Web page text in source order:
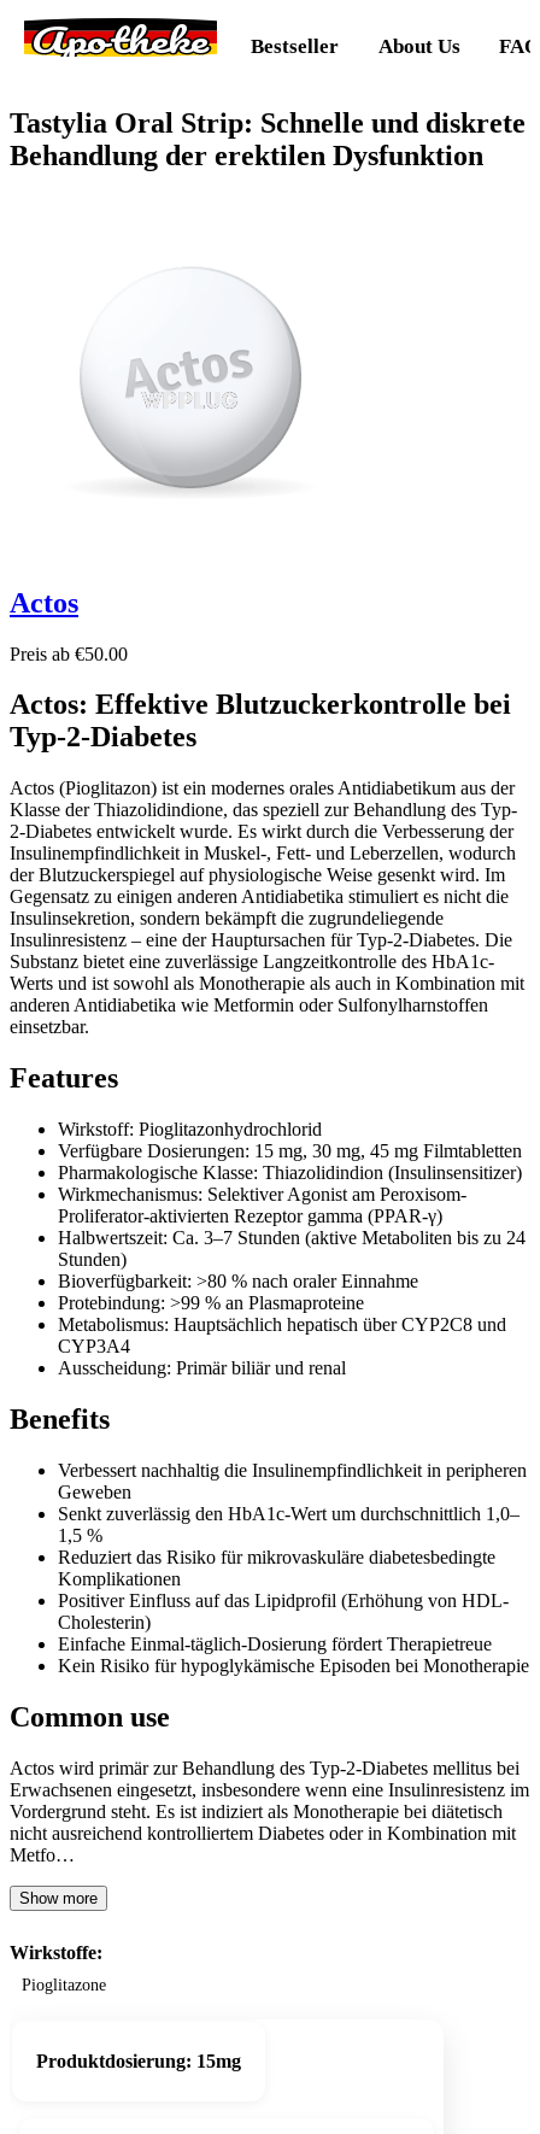
Apotheke Bestseller About Us FAQ
Tastylia Oral Strip: Schnelle und diskrete
Behandlung der erektilen Dysfunktion
Actos
Preis ab €50.00
Actos: Effektive Blutzuckerkontrolle bei
Typ-2-Diabetes
Actos (Pioglitazon) ist ein modernes orales Antidiabetikum aus der
Klasse der Thiazolidindione, das speziell zur Behandlung des Typ-
2-Diabetes entwickelt wurde. Es wirkt durch die Verbesserung der
Insulinempfindlichkeit in Muskel-, Fett- und Leberzellen, wodurch
der Blutzuckerspiegel auf physiologische Weise gesenkt wird. Im
Gegensatz zu einigen anderen Antidiabetika stimuliert es nicht die
Insulinsekretion, sondern bekämpft die zugrundeliegende
Insulinresistenz – eine der Hauptursachen für Typ-2-Diabetes. Die
Substanz bietet eine zuverlässige Langzeitkontrolle des HbA1c-
Werts und ist sowohl als Monotherapie als auch in Kombination mit
anderen Antidiabetika wie Metformin oder Sulfonylharnstoffen
einsetzbar.
Features
Wirkstoff: Pioglitazonhydrochlorid
Verfügbare Dosierungen: 15 mg, 30 mg, 45 mg Filmtabletten
Pharmakologische Klasse: Thiazolidindion (Insulinsensitizer)
Wirkmechanismus: Selektiver Agonist am Peroxisom-
Proliferator-aktivierten Rezeptor gamma (PPAR-γ)
Halbwertszeit: Ca. 3–7 Stunden (aktive Metaboliten bis zu 24
Stunden)
Bioverfügbarkeit: >80 % nach oraler Einnahme
Protebindung: >99 % an Plasmaproteine
Metabolismus: Hauptsächlich hepatisch über CYP2C8 und
CYP3A4
Ausscheidung: Primär biliär und renal
Benefits
Verbessert nachhaltig die Insulinempfindlichkeit in peripheren
Geweben
Senkt zuverlässig den HbA1c-Wert um durchschnittlich 1,0–
1,5 %
Reduziert das Risiko für mikrovaskuläre diabetesbedingte
Komplikationen
Positiver Einfluss auf das Lipidprofil (Erhöhung von HDL-
Cholesterin)
Einfache Einmal-täglich-Dosierung fördert Therapietreue
Kein Risiko für hypoglykämische Episoden bei Monotherapie
Common use
Actos wird primär zur Behandlung des Typ-2-Diabetes mellitus bei
Erwachsenen eingesetzt, insbesondere wenn eine Insulinresistenz im
Vordergrund steht. Es ist indiziert als Monotherapie bei diätetisch
nicht ausreichend kontrolliertem Diabetes oder in Kombination mit
Metfo…
Show more
Wirkstoffe:
Pioglitazone
Produktdosierung: 15mg